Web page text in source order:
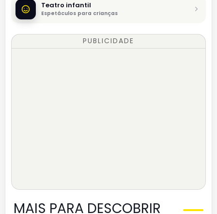
Teatro infantil
Espetáculos para crianças
PUBLICIDADE
MAIS PARA DESCOBRIR